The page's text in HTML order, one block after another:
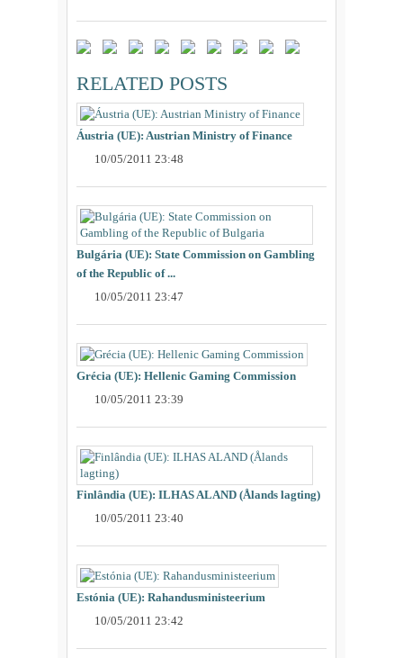
RELATED POSTS
Áustria (UE): Austrian Ministry of Finance
10/05/2011 23:48
Bulgária (UE): State Commission on Gambling
of the Republic of ...
10/05/2011 23:47
Grécia (UE): Hellenic Gaming Commission
10/05/2011 23:39
Finlândia (UE): ILHAS ALAND (Ålands lagting)
10/05/2011 23:40
Estónia (UE): Rahandusministeerium
10/05/2011 23:42